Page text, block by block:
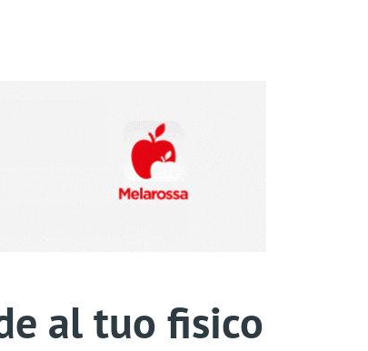
al tuo fisico